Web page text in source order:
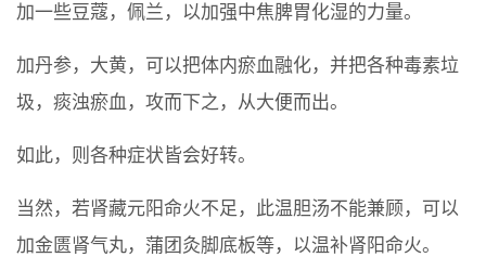
加一些豆蔻，佩兰，以加强中焦脾胃化湿的力量。
加丹参，大黄，可以把体内瘀血融化，并把各种毒素垃
圾，痰浊瘀血，攻而下之，从大便而出。
如此，则各种症状皆会好转。
当然，若肾藏元阳命火不足，此温胆汤不能兼顾，可以
加金匮肾气丸，蒲团灸脚底板等，以温补肾阳命火。